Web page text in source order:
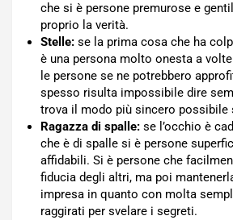
che si è persone premurose e
proprio la verità.
Stelle: se la prima cosa che ha
è una persona molto onesta a
le persone se ne potrebbero
spesso risulta impossibile dire
trova il modo più sincero possibile
Ragazza di spalle: se l’occhio è
che è di spalle si è persone
affidabili. Si è persone che
fiducia degli altri, ma poi
impresa in quanto con molta
raggirati per svelare i segreti.